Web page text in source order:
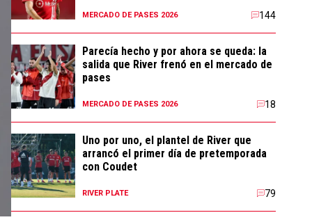
MERCADO DE PASES 2026 144
Parecía hecho y por ahora se queda: la
salida que River frenó en el mercado de
pases
MERCADO DE PASES 2026 18
Uno por uno, el plantel de River que
arrancó el primer día de pretemporada
con Coudet
RIVER PLATE 79